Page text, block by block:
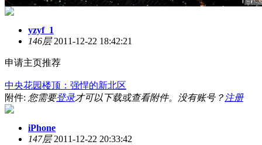
yzyf_1
146层2011-12-22 18:42:21
申请主页推荐
中央花园楼顶：强悍的新北区
附件: 您需要登录才可以下载或查看附件。没有账号？注册
iPhone
147层2011-12-22 20:33:42